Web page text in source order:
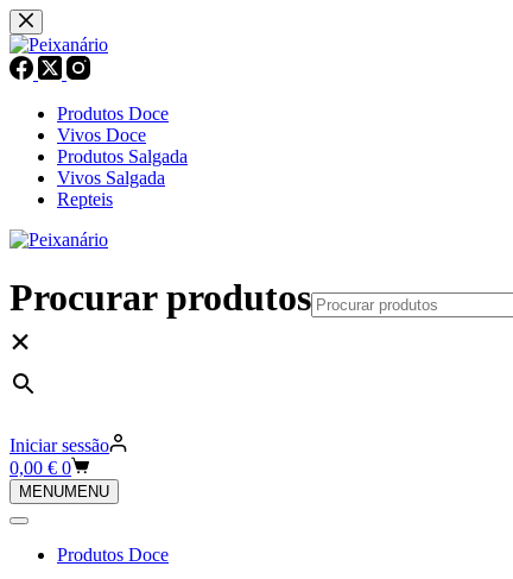
Pular
para
o
conteúdo
Produtos Doce
Vivos Doce
Produtos Salgada
Vivos Salgada
Repteis
Procurar produtos
×
Iniciar sessão
Carrinho
de
compras
0,00 € 0
MENUMENU
Produtos Doce